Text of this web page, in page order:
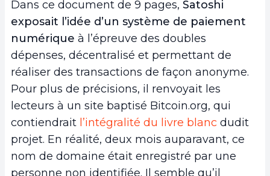
Dans ce document de 9 pages, Satoshi
exposait l’idée d’un système de paiement
numérique à l’épreuve des doubles
dépenses, décentralisé et permettant de
réaliser des transactions de façon anonyme.
Pour plus de précisions, il renvoyait les
lecteurs à un site baptisé Bitcoin.org, qui
contiendrait l’intégralité du livre blanc dudit
projet. En réalité, deux mois auparavant, ce
nom de domaine était enregistré par une
personne non identifiée. Il semble qu’il